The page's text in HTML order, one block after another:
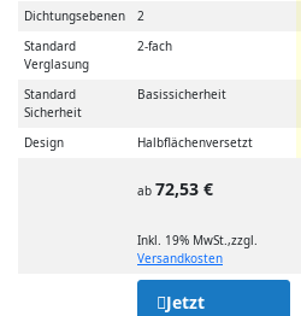
Dichtungsebenen
2
Standard
Verglasung
2-fach
Standard
Sicherheit
Basissicherheit
Design
Halbflächenversetzt
ab 72,53 €
Inkl. 19% MwSt.,zzgl.
Versandkosten
Jetzt